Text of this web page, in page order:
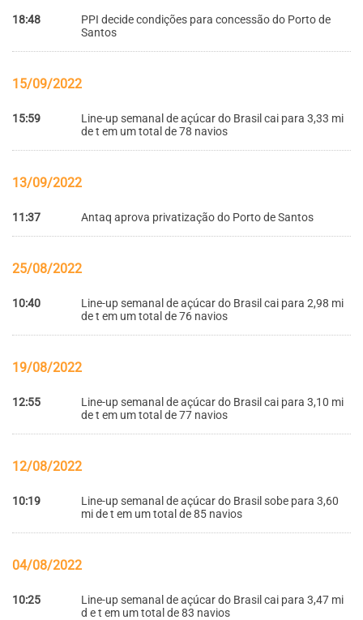
18:48
PPI decide condições para concessão do Porto de
Santos
15/09/2022
15:59
Line-up semanal de açúcar do Brasil cai para 3,33 mi
de t em um total de 78 navios
13/09/2022
11:37 Antaq aprova privatização do Porto de Santos
25/08/2022
10:40
Line-up semanal de açúcar do Brasil cai para 2,98 mi
de t em um total de 76 navios
19/08/2022
12:55
Line-up semanal de açúcar do Brasil cai para 3,10 mi
de t em um total de 77 navios
12/08/2022
10:19
Line-up semanal de açúcar do Brasil sobe para 3,60
mi de t em um total de 85 navios
04/08/2022
10:25
Line-up semanal de açúcar do Brasil cai para 3,47 mi
d e t em um total de 83 navios